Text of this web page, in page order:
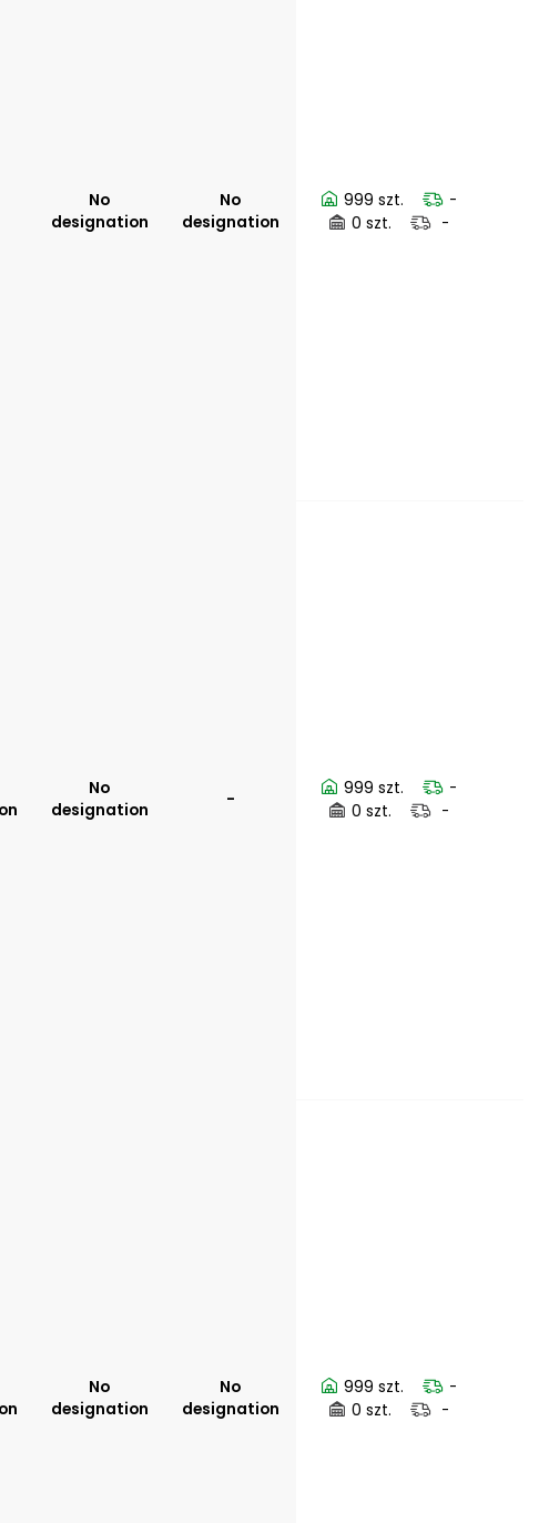
No
designation
No
designation
999 szt.
-
0 szt.
-
No
designation
-
999 szt.
-
0 szt.
-
No
designation
No
designation
999 szt.
-
0 szt.
-